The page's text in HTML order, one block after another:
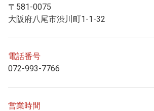
〒581-0075
大阪府八尾市渋川町1-1-32
電話番号
072-993-7766
営業時間